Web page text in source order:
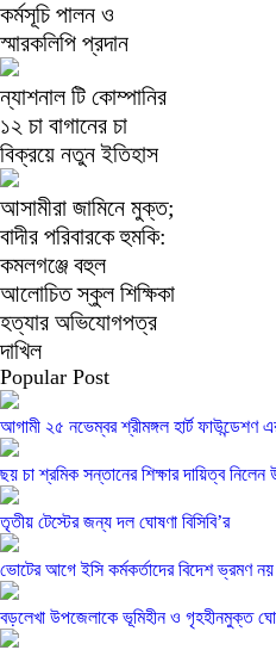
কর্মসূচি পালন ও
স্মারকলিপি প্রদান
ন্যাশনাল টি কোম্পানির
১২ চা বাগানের চা
বিক্রয়ে নতুন ইতিহাস
আসামীরা জামিনে মুক্ত;
বাদীর পরিবারকে হুমকি:
কমলগঞ্জে বহুল
আলোচিত স্কুল শিক্ষিকা
হত্যার অভিযোগপত্র
দাখিল
Popular Post
আগামী ২৫ নভেম্বর শ্রীমঙ্গল হার্ট ফাউন্ডেশণ
ছয় চা শ্রমিক সন্তানের শিক্ষার দায়িত্ব নিলেন
তৃতীয় টেস্টের জন্য দল ঘোষণা বিসিবি’র
ভোটের আগে ইসি কর্মকর্তাদের বিদেশ ভ্রমণ নয়
বড়লেখা উপজেলাকে ভূমিহীন ও গৃহহীনমুক্ত